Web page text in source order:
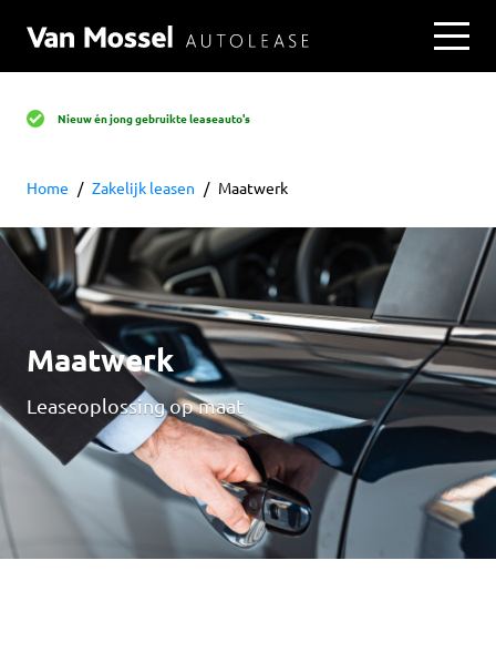
Nieuw én jong gebruikte leaseauto's
Home Zakelijk leasen Maatwerk
Maatwerk
Leaseoplossing op maat